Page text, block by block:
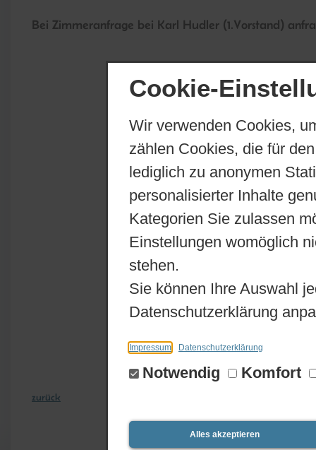
Cookie-
Wir verwenden Cookies,
zählen Cookies, die für
lediglich zu anonymen
personalisierter Inhalte
Kategorien Sie zulassen
Einstellungen womöglich
stehen.
Sie können Ihre Auswahl
Datenschutzerklärung
Impressum Datenschutzerklärung
Notwendig Komfort
Alles akzeptieren
Bei Zimmeranfrage bei Karl Hudler (1.Vorstand)
zurück